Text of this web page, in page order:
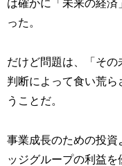
は確かに「未来の経済
った。
だけど問題は、「そ
判断によって食い荒ら
うことだ。
事業成長のための投資
ッジグループの利益